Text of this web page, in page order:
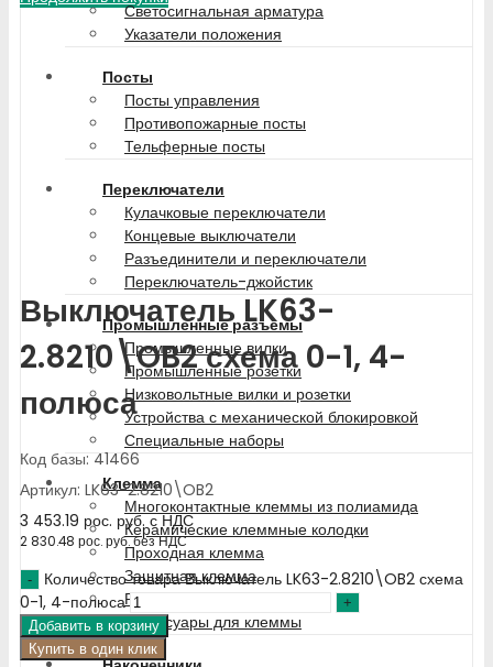
Светосигнальная арматура
Указатели положения
Посты
Посты управления
Противопожарные посты
Тельферные посты
Переключатели
Кулачковые переключатели
Концевые выключатели
Разъединители и переключатели
Переключатель-джойстик
Промышленные разъемы
Промышленные вилки
Промышленные розетки
Низковольтные вилки и розетки
Устройства с механической блокировкой
Специальные наборы
Клемма
Многоконтактные клеммы из полиамида
Керамические клеммные колодки
Проходная клемма
Защитная клемма
Разветвительная клемма
Аксессуары для клеммы
Выключатель LK63-
2.8210\OB2 схема 0-1, 4-
полюса
Код базы: 41466
Артикул: LK63-2.8210\OB2
3 453.19 рос. руб.с НДС
2 830.48 рос. руб.без НДС
Количество товара Выключатель LK63-2.8210\OB2 схема
0-1, 4-полюса
Добавить в корзину
Купить в один клик